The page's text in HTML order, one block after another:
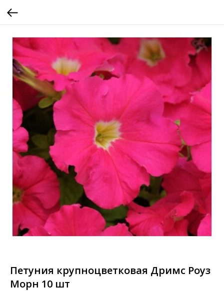
Петуния крупноцветковая Дримс Роуз
Морн 10 шт